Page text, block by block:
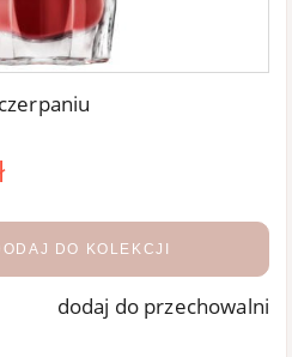
DO KOLEKCJI
dodaj do przechowalni